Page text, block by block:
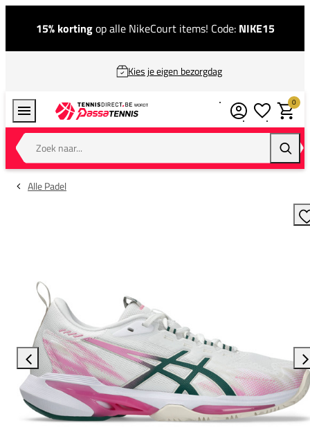
15% kortingop alle NikeCourt items! Code: NIKE15
Kies je eigen bezorgdag
Zoek naar...
0
Alle Padel